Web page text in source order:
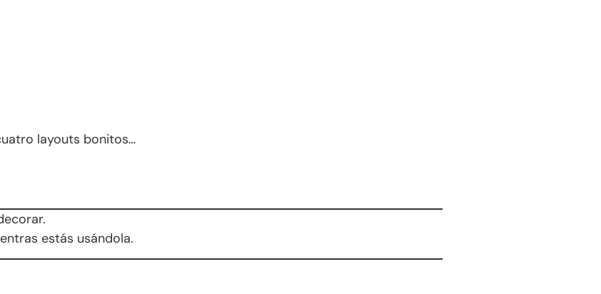
layouts bonitos…
estás usándola.